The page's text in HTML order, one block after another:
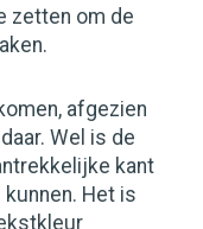
zetten om de
afgezien
Wel is de
kant
Het is